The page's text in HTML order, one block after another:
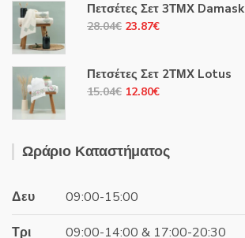
15.04€.είναι:
12.80€.
Πετσέτες Σετ 3ΤΜΧ Damask
28.04€ Original
28.04€.
23.87€Η
είναι:
23.87€.
Πετσέτες Σετ 2ΤΜΧ Lotus
15.04€ Original
15.04€.
12.80€Η
είναι:
Ωράριο Καταστήματος
Δευ 09:00-15:00
Τρι 09:00-14:00 & 17:00-20:30